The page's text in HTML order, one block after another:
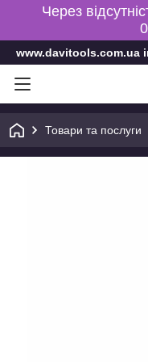
Через
www.davitools.com.ua
Товари та послуги